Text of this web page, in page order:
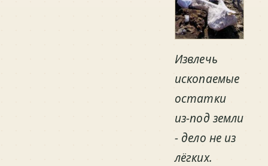
Извлечь
ископаемые
остатки
из-под земли
- дело не из
лёгких.